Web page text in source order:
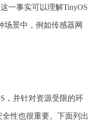
一事实可以理解TinyOS
场景中，例如传感器网
，并针对资源受限的环
性也很重要。下面列出